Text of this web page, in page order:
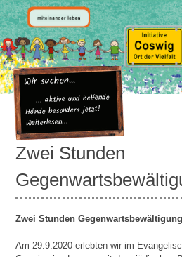
Wir suchen...
... aktive und helfende
Hände besonders jetzt!
Weiterlesen...
Zwei Stunden
Zwei Stunden Gegenwartsbewältigung
Am 29.9.2020 erlebten wir im